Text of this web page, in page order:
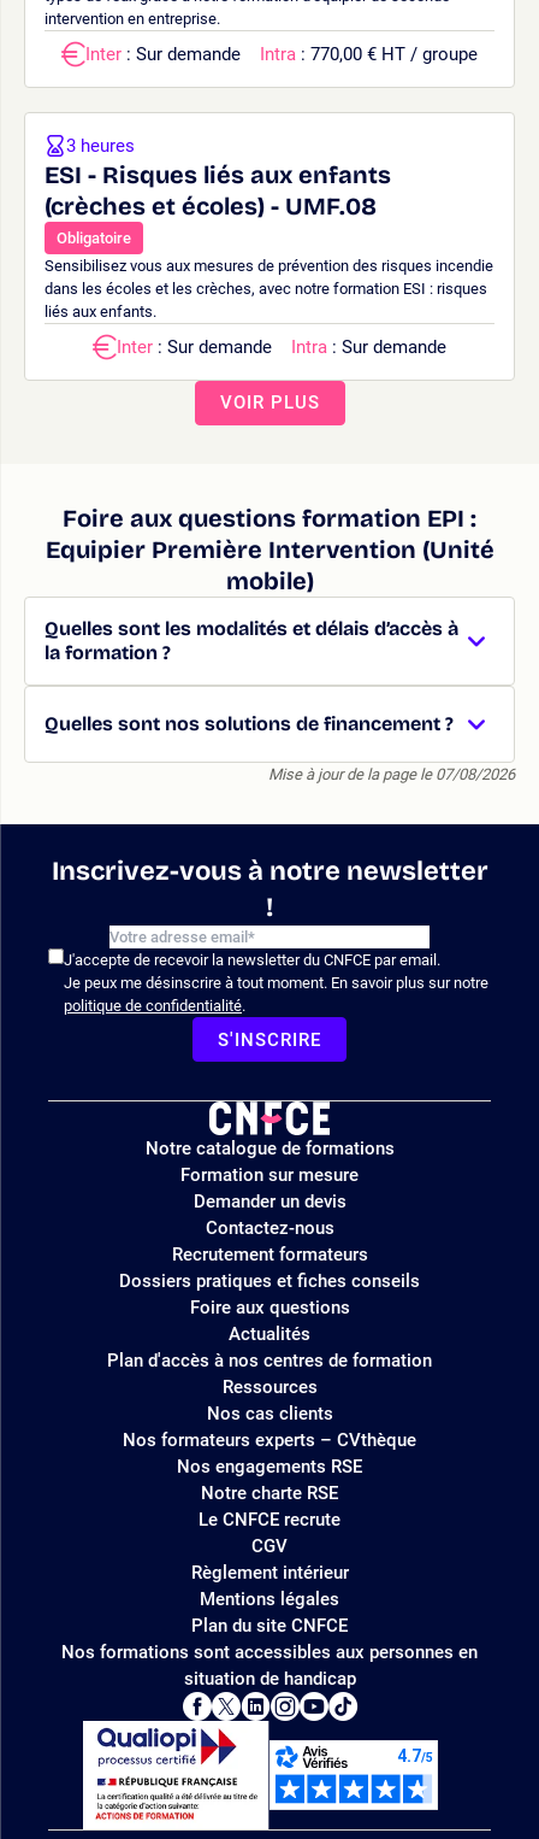
intervention en entreprise.
Inter : Sur demande Intra : 770,00 € HT / groupe
ESI - Risques liés aux enfants
(crèches et écoles) - UMF.08
Obligatoire
Sensibilisez vous aux mesures de prévention des risques incendie
dans les écoles et les crèches, avec notre formation ESI : risques
liés aux enfants.
3 heures
Inter : Sur demande Intra : Sur demande
VOIR PLUS
Foire aux questions formation EPI :
Equipier Première Intervention (Unité
mobile)
Quelles sont les modalités et délais d’accès à
la formation ?
Quelles sont nos solutions de financement ?
Mise à jour de la page le 07/08/2026
Inscrivez-vous à notre newsletter
!
J'accepte de recevoir la newsletter du CNFCE par email.
Je peux me désinscrire à tout moment. En savoir plus sur notre
politique de confidentialité.
S'INSCRIRE
Logo
site
Notre catalogue de formations
Formation sur mesure
Demander un devis
Contactez-nous
Recrutement formateurs
Dossiers pratiques et fiches conseils
Foire aux questions
Actualités
Plan d'accès à nos centres de formation
Ressources
Nos cas clients
Nos formateurs experts – CVthèque
Nos engagements RSE
Notre charte RSE
Le CNFCE recrute
CGV
Règlement intérieur
Mentions légales
Plan du site CNFCE
Nos formations sont accessibles aux personnes en
situation de handicap